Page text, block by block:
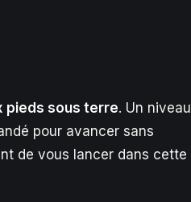
pieds sous terre. Un niveau
pour avancer sans
de vous lancer dans cette